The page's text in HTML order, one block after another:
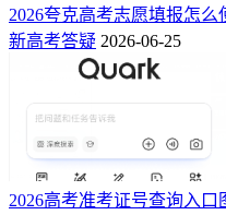
2026夸克高考志愿填报怎么
新高考答疑 2026-06-25
2026高考准考证号查询入口